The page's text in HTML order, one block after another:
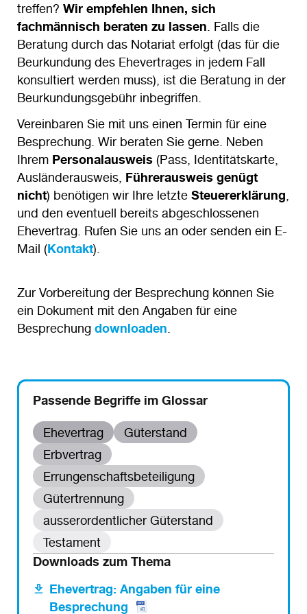
treffen? Wir empfehlen Ihnen, sich
fachmännisch beraten zu lassen . Falls die
Beratung durch das Notariat erfolgt (das für die
Beurkundung des Ehevertrages in jedem Fall
konsultiert werden muss), ist die Beratung in der
Beurkundungsgebühr inbegriffen.
Vereinbaren Sie mit uns einen Termin für eine
Besprechung. Wir beraten Sie gerne. Neben
Ihrem Personalausweis (Pass, Identitätskarte,
Ausländerausweis, Führerausweis genügt
nicht) benötigen wir Ihre letzte Steuererklärung
und den eventuell bereits abgeschlossenen
Ehevertrag. Rufen Sie uns an oder senden ein E-
Mail (Kontakt).
Zur Vorbereitung der Besprechung können Sie
ein Dokument mit den Angaben für eine
Besprechung downloaden
Passende Begriffe im Glossar
Ehevertrag
Güterstand
Erbvertrag
Errungenschaftsbeteiligung
Gütertrennung
ausserordentlicher Güterstand
Testament
Downloads zum Thema
Ehevertrag: Angaben für eine
Besprechung